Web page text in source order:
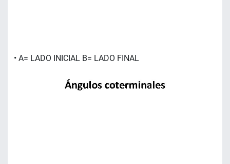
• A= LADO INICIAL B= LADO FINAL